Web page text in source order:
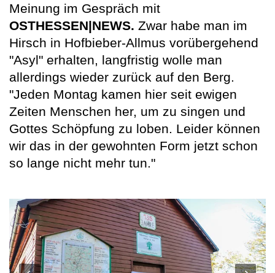
Meinung im Gespräch mit
OSTHESSEN|NEWS. Zwar habe man im
Hirsch in Hofbieber-Allmus vorübergehend
"Asyl" erhalten, langfristig wolle man
allerdings wieder zurück auf den Berg.
"Jeden Montag kamen hier seit ewigen
Zeiten Menschen her, um zu singen und
Gottes Schöpfung zu loben. Leider können
wir das in der gewohnten Form jetzt schon
so lange nicht mehr tun."